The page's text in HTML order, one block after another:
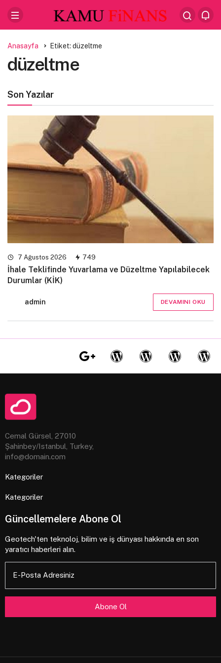
Anasayfa Etiket: düzeltme
düzeltme
Son Yazılar
7 Ağustos 2026 749
İhale Teklifinde Yuvarlama ve Düzeltme Yapılabilecek
Durumlar (KİK)
admin DEVAMINI OKU
Cemal Gürsel, 27010
Şahinbey/Istanbul, Turkey,
info@domain.com
Kategoriler
Kategoriler
Güncellemelere Abone Ol
Geotech'ten teknoloj, bilim ve iş dünyası hakkında en son
yaratıcı haberleri alın.
E-Posta Adresiniz